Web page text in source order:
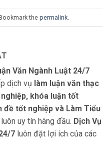
Bookmark thepermalink
Văn Ngành Luật 24/7
dịch vụ làm luận văn thạc
khóa luận tốt
đề tốt nghiệp và Làm Tiểu
luôn uy tín hàng đầu. Dịch Vụ
7 luôn đặt lợi ích của các